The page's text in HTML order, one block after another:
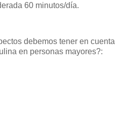
60 minutos/día.
debemos tener en cuenta
en personas mayores?: